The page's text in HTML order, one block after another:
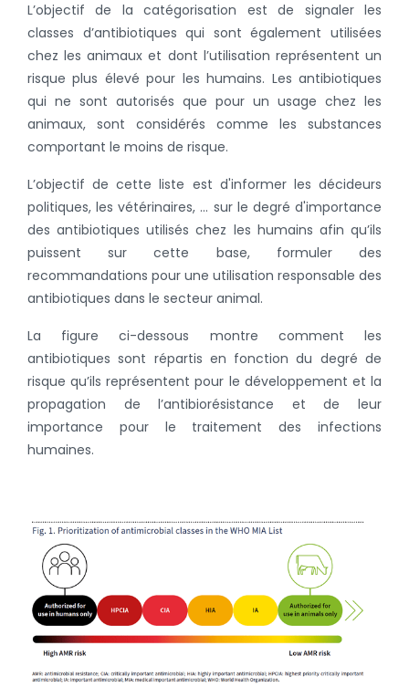
L’objectif de la catégorisation est de signaler les
classes d’antibiotiques qui sont également utilisées
chez les animaux et dont l’utilisation représentent un
risque plus élevé pour les humains. Les antibiotiques
qui ne sont autorisés que pour un usage chez les
animaux, sont considérés comme les substances
comportant le moins de risque.
L’objectif de cette liste est d'informer les décideurs
politiques, les vétérinaires, ... sur le degré d'importance
des antibiotiques utilisés chez les humains afin qu’ils
puissent sur cette base, formuler des
recommandations pour une utilisation responsable des
antibiotiques dans le secteur animal.
La figure ci-dessous montre comment les
antibiotiques sont répartis en fonction du degré de
risque qu’ils représentent pour le développement et la
propagation de l’antibiorésistance et de leur
importance pour le traitement des infections
humaines.